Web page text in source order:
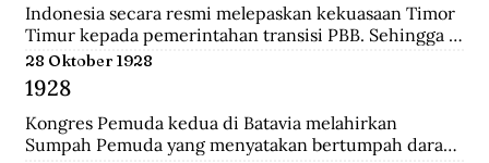
Indonesia secara resmi melepaskan kekuasaan Timor
Timur kepada pemerintahan transisi PBB. Sehingga
kini wilayah tersebut bukan lagi bagian dari provinsi
Indonesia.
28 Oktober 1928
1928
Kongres Pemuda kedua di Batavia melahirkan
Sumpah Pemuda yang menyatakan bertumpah darah